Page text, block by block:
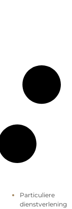
Particuliere
dienstverlening